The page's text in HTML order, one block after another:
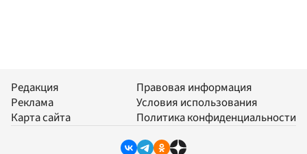
Редакция
Реклама
Карта сайта
Правовая информация
Условия использования
Политика конфиденциальности